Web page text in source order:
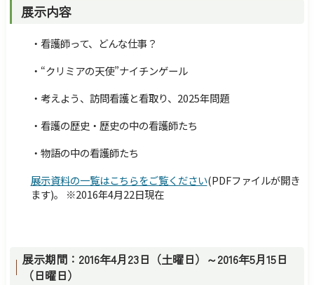
展示内容
・看護師って、どんな仕事？
・“クリミアの天使”ナイチンゲール
・考えよう、訪問看護と看取り、2025年問題
・看護の歴史・歴史の中の看護師たち
・物語の中の看護師たち
展示資料の一覧はこちらをご覧ください(PDFファイルが開き
ます)。 ※2016年4月22日現在
展示期間：2016年4月23日（土曜日）～2016年5月15日
（日曜日）